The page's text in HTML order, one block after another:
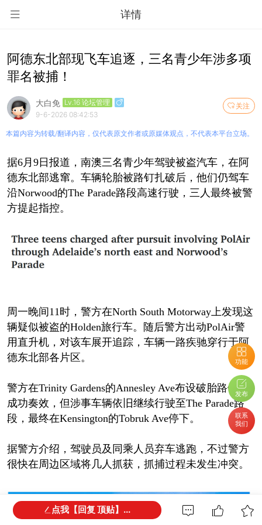
详情
功能
发布
联系
我们
阿德东北部现飞车追逐，三名青少年涉多项
罪名被捕！
关注
大白免 Lv.16 论坛管理
9-6-2026 08:42:53
本篇内容为转载/翻译内容，仅代表原文作者或原媒体观点，不代表本平台立场。
据6月9日报道，南澳三名青少年驾驶被盗汽车，在阿
德东北部逃窜。车辆轮胎被路钉扎破后，他们仍驾车
沿Norwood的The Parade路段高速行驶，三人最终被警
方提起指控。
周一晚间11时，警方在North South Motorway上发现这
辆疑似被盗的Holden旅行车。随后警方出动PolAir警
用直升机，对该车展开追踪，车辆一路疾驰穿行于阿
德东北部各片区。
警方在Trinity Gardens的Annesley Ave布设破胎路钉并
成功奏效，但涉事车辆依旧继续行驶至The Parade路
段，最终在Kensington的Tobruk Ave停下。
据警方介绍，驾驶员及同乘人员弃车逃跑，不过警方
很快在周边区域将几人抓获，抓捕过程未发生冲突。
点我【回复 顶贴】...